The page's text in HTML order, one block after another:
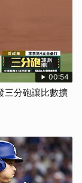
00:54
三分砲讓比數擴